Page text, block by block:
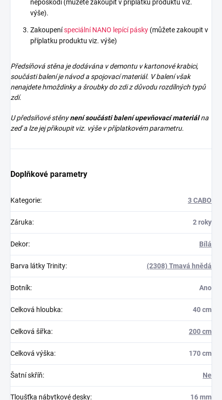
nepoškodí (můžete zakoupit v příplatku produktu viz.
výše).
Zakoupeníspeciální NANO lepící pásky (můžete zakoupit v
příplatku produktu viz. výše)
Předsíňová stěna je dodávána v demontu v kartonové krabici,
součásti balení je návod a spojovací materiál. V balení však
nenajdetehmoždinky a šroubky do zdi z důvodu rozdílných typů
zdí.
U předsíňové stěnynení součásti balení upevňovací materiálna
zeď a lze jej přikoupit viz. výše v příplatkovém parametru.
Doplňkové parametry
Kategorie: 3 CABO
Záruka: 2 roky
Dekor: Bílá
Barva látky Trinity: (2308) Tmavá hnědá
Botník: Ano
Celková hloubka: 40 cm
Celková šířka: 200 cm
Celková výška: 170 cm
Šatní skříň: Ne
Tloušťka nábytkové desky: 16 mm